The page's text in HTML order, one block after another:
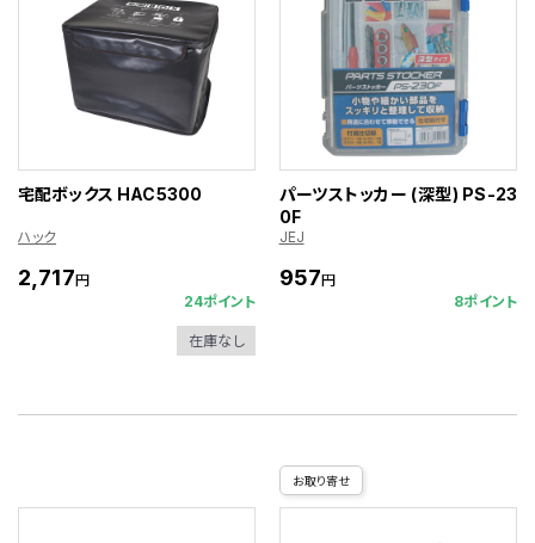
宅配ボックス HAC5300
ハック
2,717円
24ポイント
在庫なし
パーツストッカー (深型) PS-23
0F
JEJ
957円
8ポイント
お取り寄せ